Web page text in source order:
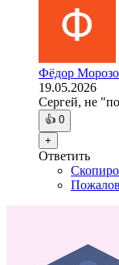
Фёдор
19.05.2026
Сергей, не
👍 0
+
Ответить